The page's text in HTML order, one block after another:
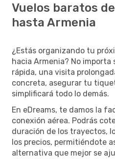
Vuelos baratos
hasta Armenia
¿Estás organizando tu
hacia Armenia? No importa
rápida, una visita
concreta, asegurar tu
simplificará todo lo demás.
En eDreams, te damos la
conexión aérea. Podrás
duración de los trayectos,
los precios, permitiéndote
alternativa que mejor se